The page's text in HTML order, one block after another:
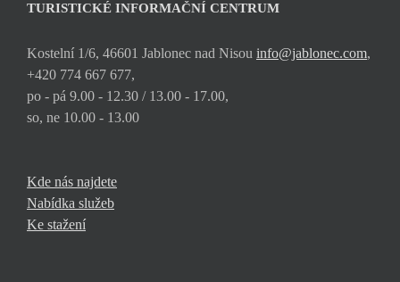
TURISTICKÉ INFORMAČNÍ CENTRUM
Kostelní 1/6, 46601 Jablonec nad Nisou info@jablonec.com,
+420 774 667 677,
po - pá 9.00 - 12.30 / 13.00 - 17.00,
so, ne 10.00 - 13.00
Kde nás najdete
Nabídka služeb
Ke stažení